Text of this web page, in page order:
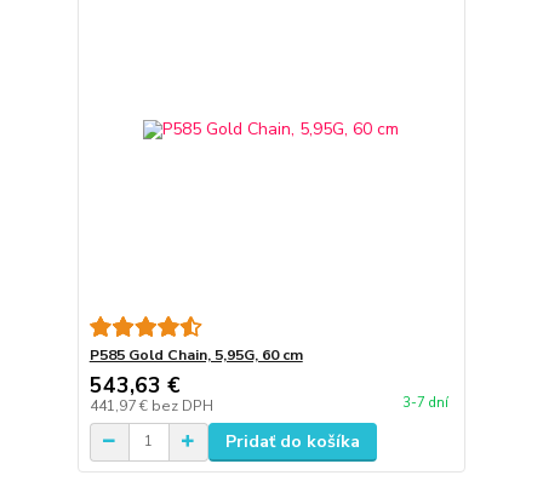
P585 Gold Chain, 5,95G, 60 cm
543,63 €
441,97 € bez DPH 3-7 dní
Pridať do košíka